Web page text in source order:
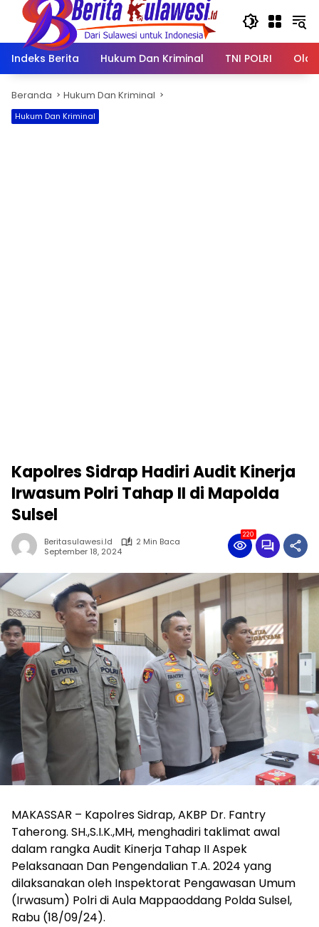
Langsung
konten
Indeks Berita
Hukum Dan Kriminal TNI POLRI
Beranda Hukum Dan Kriminal
Hukum Dan Kriminal
Kapolres Sidrap Hadiri Audit Kinerja
Irwasum Polri Tahap II di Mapolda
Sulsel
Beritasulawesi.id
2 Min Baca
September 18, 2024
220
MAKASSAR – Kapolres Sidrap, AKBP Dr. Fantry
Taherong. SH.,S.I.K.,MH, menghadiri taklimat awal
dalam rangka Audit Kinerja Tahap II Aspek
Pelaksanaan Dan Pengendalian T.A. 2024 yang
dilaksanakan oleh Inspektorat Pengawasan Umum
(Irwasum) Polri di Aula Mappaoddang Polda Sulsel,
Rabu (18/09/24).